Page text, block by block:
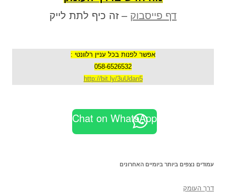
דף פייסבוק – זה כיף לתת לייק
אפשר לפנות בכל עניין רלוונטי :
058-6526532
http://bit.ly/3uUdan5
Chat on WhatsApp
עמודים נצפים ביותר ביומיים האחרונים
דרך העומק